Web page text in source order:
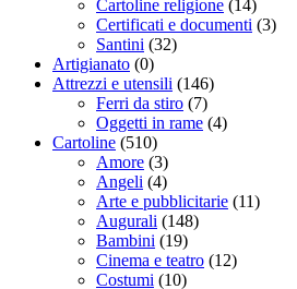
Cartoline religione (14)
Certificati e documenti (3)
Santini (32)
Artigianato (0)
Attrezzi e utensili (146)
Ferri da stiro (7)
Oggetti in rame (4)
Cartoline (510)
Amore (3)
Angeli (4)
Arte e pubblicitarie (11)
Augurali (148)
Bambini (19)
Cinema e teatro (12)
Costumi (10)